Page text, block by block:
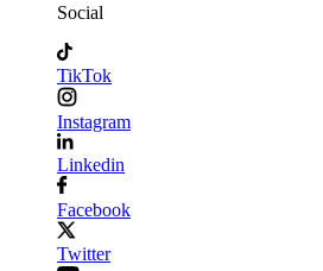
Social
TikTok
Instagram
Linkedin
Facebook
Twitter